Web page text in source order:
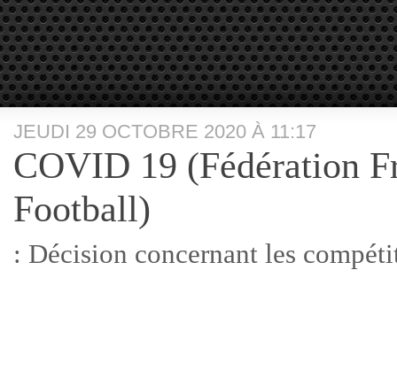
JEUDI 29 OCTOBRE 2020 À 11:17
COVID 19 (Fédération
Football)
: Décision concernant les